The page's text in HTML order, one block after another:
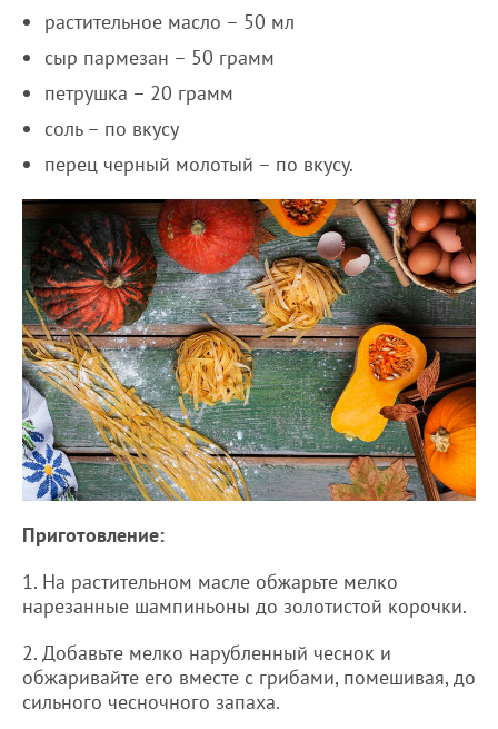
растительное масло – 50 мл
сыр пармезан – 50 грамм
петрушка – 20 грамм
соль – по вкусу
перец черный молотый – по вкусу.
Приготовление:
1. На растительном масле обжарьте мелко
нарезанные шампиньоны до золотистой корочки.
2. Добавьте мелко нарубленный чеснок и
обжаривайте его вместе с грибами, помешивая, до
сильного чесночного запаха.